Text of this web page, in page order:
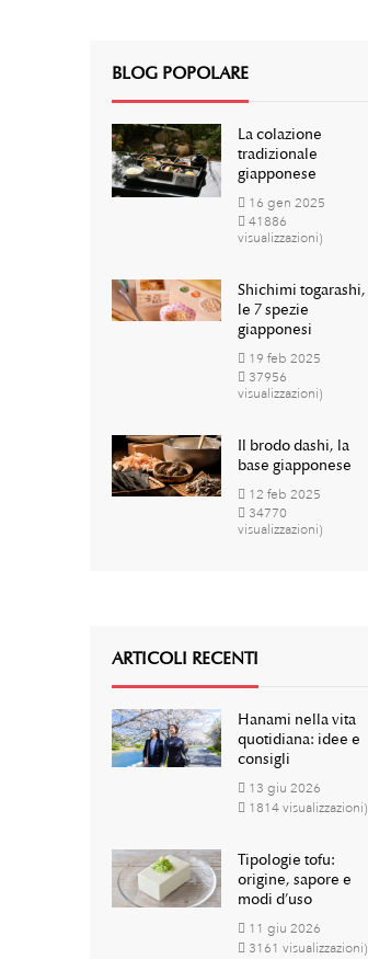
BLOG POPOLARE
La colazione
tradizionale
giapponese
16 gen 2025
41886
visualizzazioni)
Shichimi togarashi,
le 7 spezie
giapponesi
19 feb 2025
37956
visualizzazioni)
Il brodo dashi, la
base giapponese
12 feb 2025
34770
visualizzazioni)
ARTICOLI RECENTI
Hanami nella vita
quotidiana: idee e
consigli
13 giu 2026
1814 visualizzazioni)
Tipologie tofu:
origine, sapore e
modi d’uso
11 giu 2026
3161 visualizzazioni)